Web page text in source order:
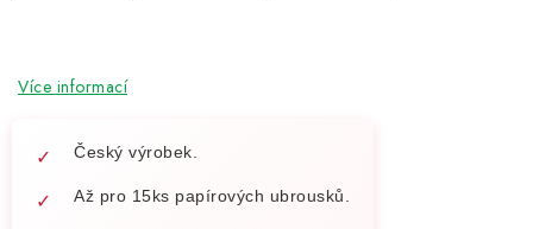
Více informací
Český výrobek.
Až pro 15ks papírových ubrousků.